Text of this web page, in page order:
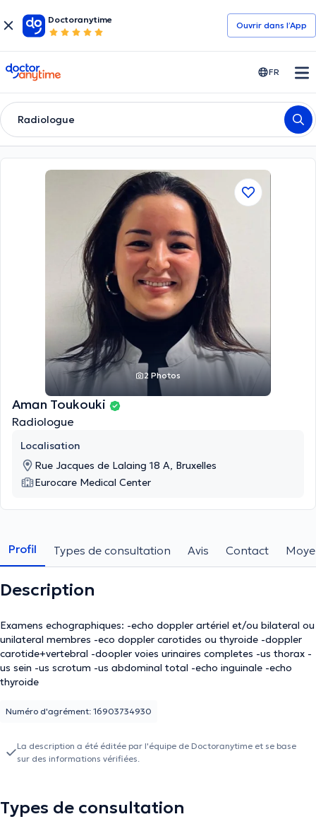
Doctoranytime
Ouvrir dans l’App
doctoranytime FR
Radiologue
2 Photos
Aman Toukouki
Radiologue
Localisation
Rue Jacques de Lalaing 18 A, Bruxelles
Eurocare Medical Center
Profil Types de consultation Avis Contact
Description
Examens echographiques: -echo doppler artériel et/ou bilateral ou
unilateral membres -eco doppler carotides ou thyroide -doppler
carotide+vertebral -doopler voies urinaires completes -us thorax -
us sein -us scrotum -us abdominal total -echo inguinale -echo
thyroide
Numéro d'agrément: 16903734930
La description a été éditée par l'équipe de Doctoranytime et se base
sur des informations vérifiées.
Types de consultation